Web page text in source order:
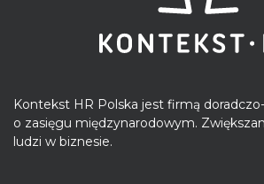
Kontekst HR Polska jest firmą
o zasięgu międzynarodowym.
ludzi w biznesie.